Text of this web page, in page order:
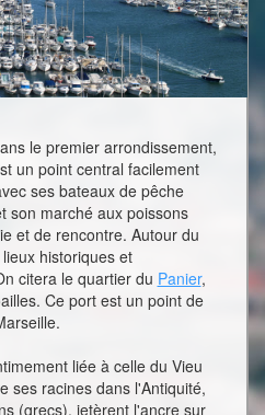
le premier arrondissement,
un point central facilement
ses bateaux de pêche
son marché aux poissons
et de rencontre. Autour du
historiques et
citera le quartier du Panier,
Ce port est un point de
liée à celle du Vieu
ses racines dans l'Antiquité,
(grecs), jetèrent l'ancre sur